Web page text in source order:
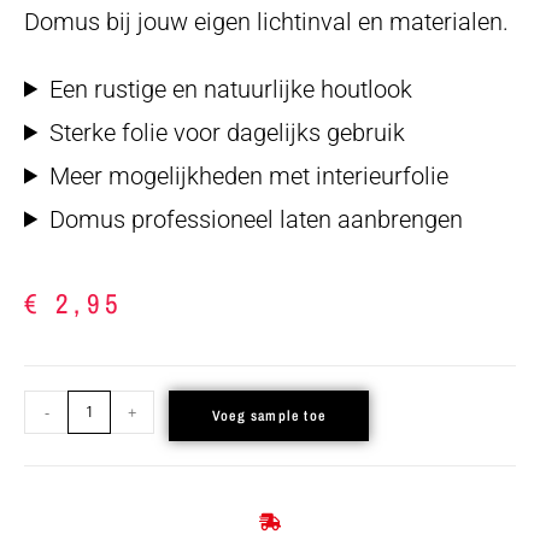
Domus bij jouw eigen lichtinval en materialen.
Een rustige en natuurlijke houtlook
Sterke folie voor dagelijks gebruik
Meer mogelijkheden met interieurfolie
Domus professioneel laten aanbrengen
€ 2,95
- + Voeg sample toe